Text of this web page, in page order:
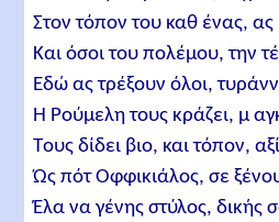
Στον τόπον του καθ ένας,
Kαι όσοι του πολέμου, την
Eδώ ας τρέξουν όλοι,
H Ρούμελη τους κράζει, μ
Tους δίδει βιο, και τόπον,
Ώς πότ Oφφικιάλος, σε
Έλα να γένης στύλος, δικής